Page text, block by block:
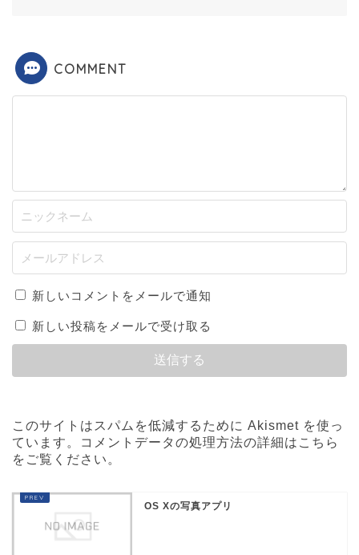
COMMENT
新しいコメントをメールで通知
新しい投稿をメールで受け取る
このサイトはスパムを低減するために Akismet を使っ
ています。
コメントデータの処理方法の詳細はこちら
をご覧ください 。
OS Xの写真アプリ